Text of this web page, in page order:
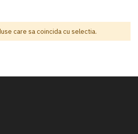
care sa coincida cu selectia.